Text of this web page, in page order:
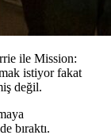
ile Mission:
istiyor fakat
değil.
bıraktı.